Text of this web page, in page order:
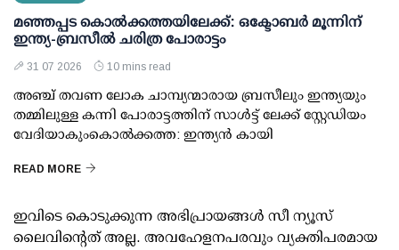
മഞ്ഞപ്പട കൊല്‍ക്കത്തയിലേക്ക്: ഒക്ടോബര്‍ മൂന്നിന്
ഇന്ത്യ-ബ്രസീല്‍ ചരിത്ര പോരാട്ടം
31 07 2026 10 mins read
അഞ്ച് തവണ ലോക ചാമ്പ്യന്മാരായ ബ്രസീലും ഇന്ത്യയും
തമ്മിലുള്ള കന്നി പോരാട്ടത്തിന് സാള്‍ട്ട് ലേക്ക് സ്റ്റേഡിയം
വേദിയാകുംകൊല്‍ക്കത്ത: ഇന്ത്യന്‍ കായി
READ MORE
ഇവിടെ കൊടുക്കുന്ന അഭിപ്രായങ്ങള്‍ സീ ന്യൂസ്
ലൈവിന്റെത് അല്ല. അവഹേളനപരവും വ്യക്തിപരമായ